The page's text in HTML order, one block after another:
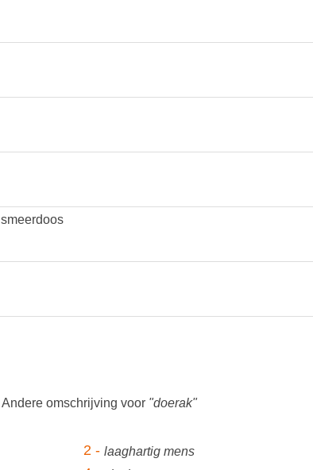
smeerdoos
Andere omschrijving voor "doerak"
2 - laaghartig mens